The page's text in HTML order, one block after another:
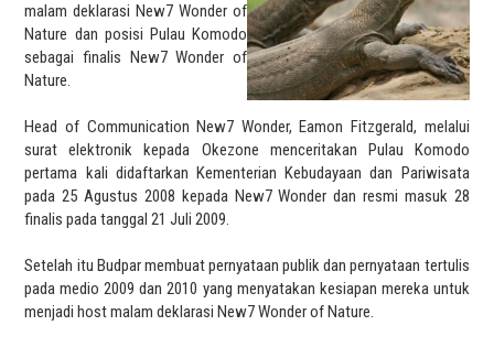
malam deklarasi New7 Wonder of
Nature dan posisi Pulau Komodo
sebagai finalis New7 Wonder of
Nature.
Head of Communication New7 Wonder, Eamon Fitzgerald, melalui
surat elektronik kepada Okezone menceritakan Pulau Komodo
pertama kali didaftarkan Kementerian Kebudayaan dan Pariwisata
pada 25 Agustus 2008 kepada New7 Wonder dan resmi masuk 28
finalis pada tanggal 21 Juli 2009.
Setelah itu Budpar membuat pernyataan publik dan pernyataan tertulis
pada medio 2009 dan 2010 yang menyatakan kesiapan mereka untuk
menjadi host malam deklarasi New7 Wonder of Nature.